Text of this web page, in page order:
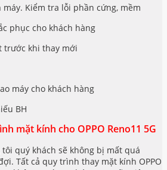
Kiểm tra lỗi phần cứng, mềm
phục cho khách hàng
trước khi thay mới
máy cho khách hàng
BH
mặt kính cho OPPO Reno11 5G
quý khách sẽ không bị mất quá
Tất cả quy trình thay mặt kính OPPO